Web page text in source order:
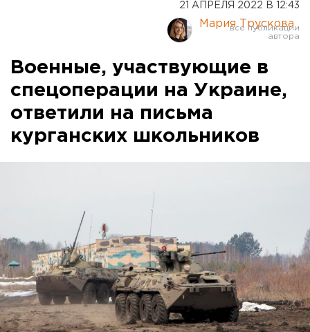
21 АПРЕЛЯ 2022 В 12:43
Мария Трускова
Военные, участвующие в
спецоперации на Украине,
ответили на письма
курганских школьников